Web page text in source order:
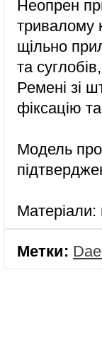
Неопрен
тривалому
щільно
та
Ремені зі
фіксацію
Модель
Матеріали:
Метки: